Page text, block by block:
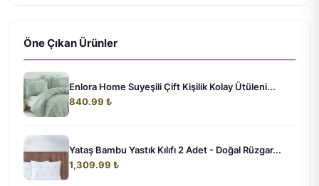
Öne Çıkan Ürünler
Enlora Home Suyeşili Çift Kişilik Kolay Ütüleni...
840.99 ₺
Yataş Bambu Yastık Kılıfı 2 Adet - Doğal Rüzgar...
1,309.99 ₺